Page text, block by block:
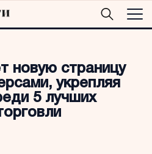
новую страницу
укрепляя
5 лучших